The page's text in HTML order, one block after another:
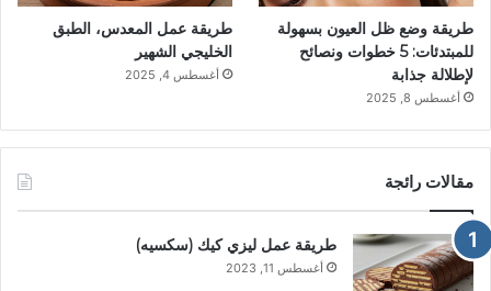
طريقة وضع ظل العيون بسهولة
للمبتدئات: 5 خطوات ونصائح
لإطلالة جذابة
أغسطس 8, 2025
طريقة عمل المعدس، الطبق
الخليجي الشهير
أغسطس 4, 2025
مقالات رائجة
طريقة عمل ليزي كيك (سكسيه)
أغسطس 11, 2023